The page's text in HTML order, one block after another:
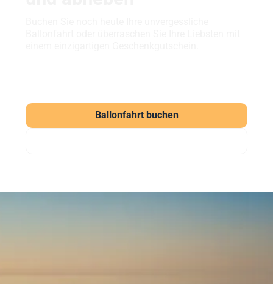
Ballonfahrt buchen